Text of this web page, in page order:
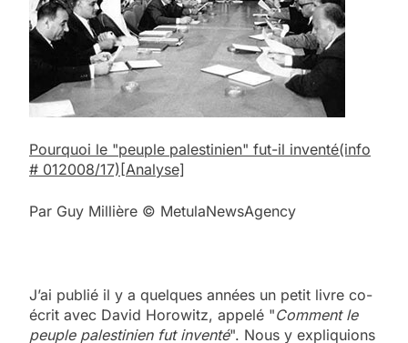
Pourquoi le "peuple palestinien" fut-il inventé(info
# 012008/17)[Analyse]
Par Guy Millière © MetulaNewsAgency
J’ai publié il y a quelques années un petit livre co-
écrit avec David Horowitz, appelé "Comment le
peuple palestinien fut inventé". Nous y expliquions